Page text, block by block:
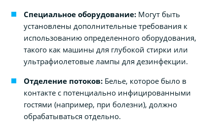
Специальное оборудование: Могут быть
установлены дополнительные требования к
использованию определенного оборудования,
такого как машины для глубокой стирки или
ультрафиолетовые лампы для дезинфекции.
Отделение потоков: Белье, которое было в
контакте с потенциально инфицированными
гостями (например, при болезни), должно
обрабатываться отдельно.